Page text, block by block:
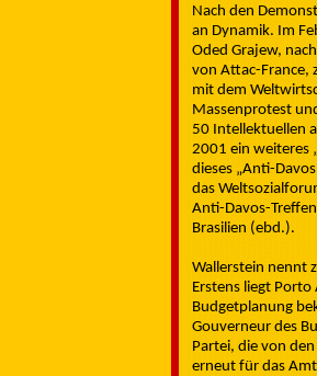
Nach den
an Dynamik. Im
Oded Grajew,
von Attac-France,
mit dem
Massenprotest
50 Intellektuellen
2001 ein weiteres
dieses „Anti-
das
Anti-Davos-
Brasilien (ebd.).
Wallerstein nennt
Erstens liegt
Budgetplanung
Gouverneur des
Partei, die von
erneut für das